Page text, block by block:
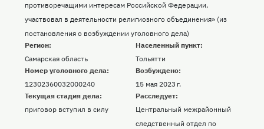
Регион:
Самарская область
Населенный пункт:
Тольятти
противоречащими интересам Российской Федерации,
участвовал в деятельности религиозного объединения» (из
постановления о возбуждении уголовного дела)
Номер уголовного дела:
12302360032000240
Возбуждено:
15 мая 2023 г.
Текущая стадия дела:
приговор вступил в силу
Расследует:
Центральный межрайонный
следственный отдел по